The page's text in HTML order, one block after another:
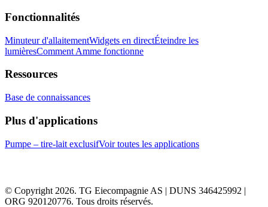
Fonctionnalités
Minuteur d'allaitementWidgets en directÉteindre les
lumièresComment Amme fonctionne
Ressources
Base de connaissances
Plus d'applications
Pumpe – tire-lait exclusifVoir toutes les applications
© Copyright 2026. TG Eiecompagnie AS | DUNS 346425992 |
ORG 920120776. Tous droits réservés.